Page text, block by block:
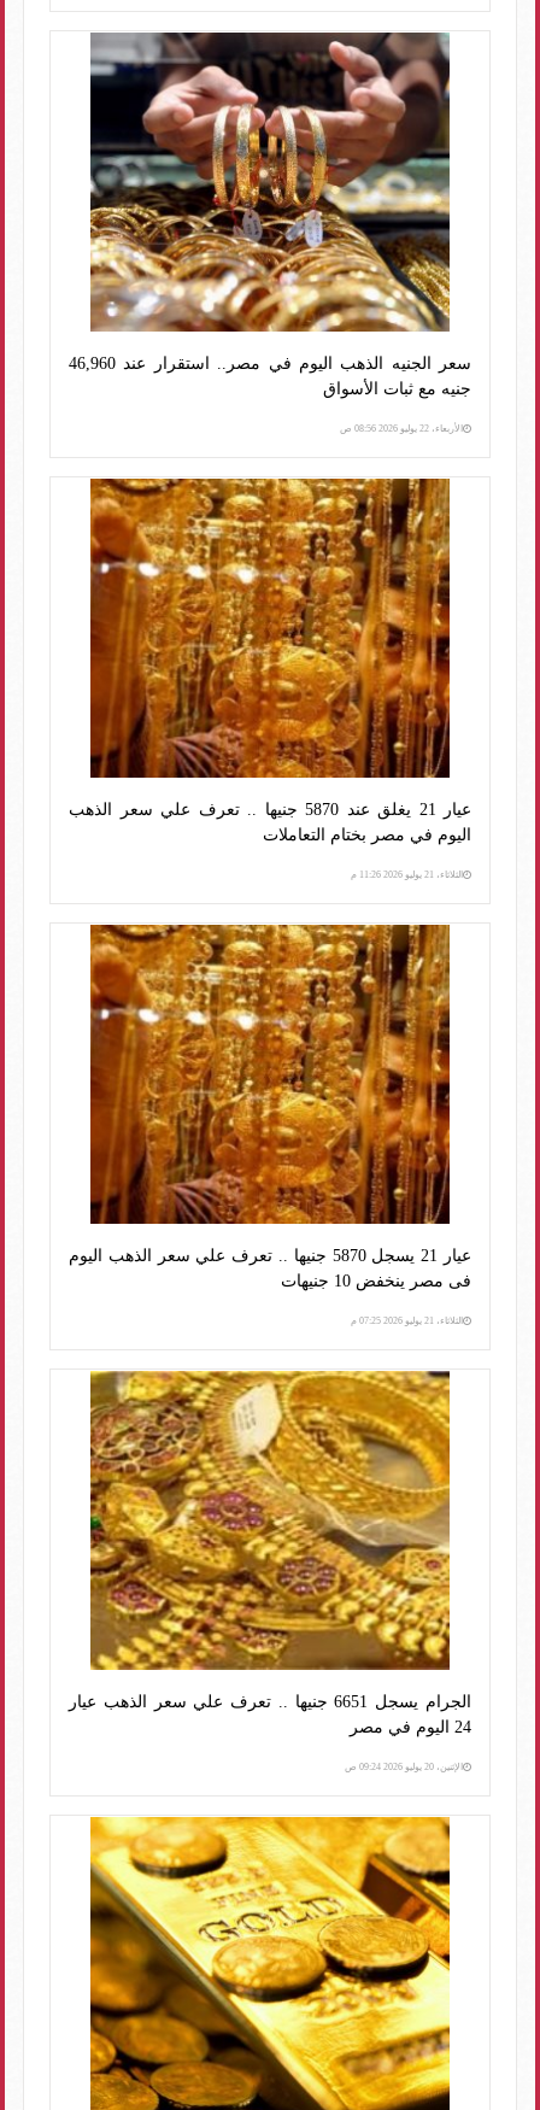
سعر الجنيه الذهب اليوم في مصر.. استقرار عند 46,960
جنيه مع ثبات الأسواق
الأربعاء، 22 يوليو 2026 08:56 ص
عيار 21 يغلق عند 5870 جنيها .. تعرف علي سعر الذهب
اليوم في مصر بختام التعاملات
الثلاثاء، 21 يوليو 2026 11:26 م
عيار 21 يسجل 5870 جنيها .. تعرف علي سعر الذهب اليوم
فى مصر ينخفض 10 جنيهات
الثلاثاء، 21 يوليو 2026 07:25 م
الجرام يسجل 6651 جنيها .. تعرف علي سعر الذهب عيار
24 اليوم في مصر
الإثنين، 20 يوليو 2026 09:24 ص